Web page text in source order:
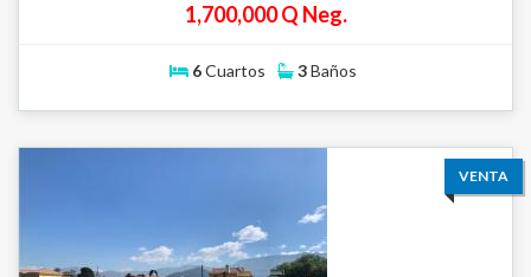
1,700,000 Q Neg.
6Cuartos 3Baños
VENTA